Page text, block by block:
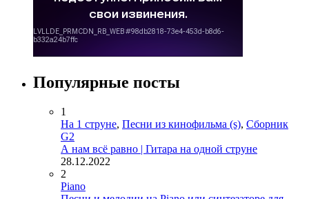
Популярные посты
1
На 1 струне, Песни из кинофильма (s), Сборник
G2
А нам всё равно | Гитара на одной струне
28.12.2022
2
Piano